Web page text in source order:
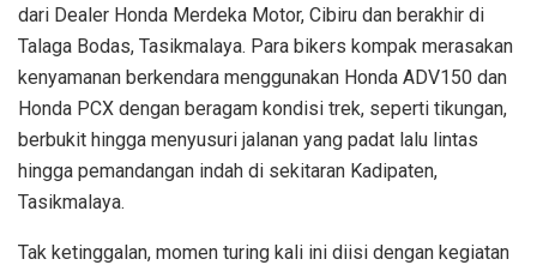
dari Dealer Honda Merdeka Motor, Cibiru dan berakhir di
Talaga Bodas, Tasikmalaya. Para bikers kompak merasakan
kenyamanan berkendara menggunakan Honda ADV150 dan
Honda PCX dengan beragam kondisi trek, seperti tikungan,
berbukit hingga menyusuri jalanan yang padat lalu lintas
hingga pemandangan indah di sekitaran Kadipaten,
Tasikmalaya.
Tak ketinggalan, momen turing kali ini diisi dengan kegiatan